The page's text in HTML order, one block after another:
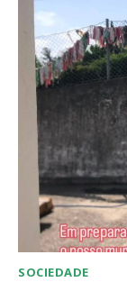
Acesso
Acesso
assinantes
Ofertas
SOCIEDADE